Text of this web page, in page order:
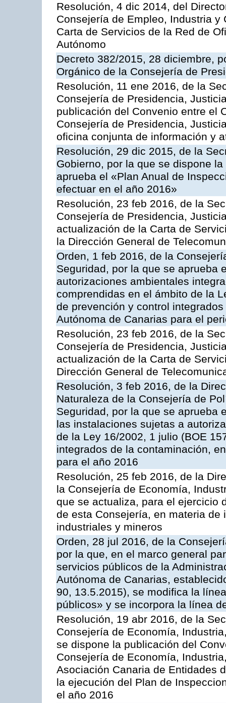
Resolución, 4 dic 2014, del
Consejería de Empleo, Industria
Carta de Servicios de la Red de
Autónomo
Decreto 382/2015, 28 diciembre,
Orgánico de la Consejería de
Resolución, 11 ene 2016, de la
Consejería de Presidencia,
publicación del Convenio entre el
Consejería de Presidencia,
oficina conjunta de información y
Resolución, 29 dic 2015, de la
Gobierno, por la que se dispone
aprueba el «Plan Anual de
efectuar en el año 2016»
Resolución, 23 feb 2016, de la
Consejería de Presidencia,
actualización de la Carta de
la Dirección General de
Orden, 1 feb 2016, de la
Seguridad, por la que se aprueba
autorizaciones ambientales
comprendidas en el ámbito de la
de prevención y control
Autónoma de Canarias para el
Resolución, 23 feb 2016, de la
Consejería de Presidencia,
actualización de la Carta de
Dirección General de
Resolución, 3 feb 2016, de la
Naturaleza de la Consejería de
Seguridad, por la que se aprueba
las instalaciones sujetas a
de la Ley 16/2002, 1 julio (BOE
integrados de la contaminación,
para el año 2016
Resolución, 25 feb 2016, de la
la Consejería de Economía,
que se actualiza, para el ejercicio
de esta Consejería, en materia
industriales y mineros
Orden, 28 jul 2016, de la
por la que, en el marco general
servicios públicos de la
Autónoma de Canarias,
90, 13.5.2015), se modifica la
públicos» y se incorpora la línea
Resolución, 19 abr 2016, de la
Consejería de Economía,
se dispone la publicación del
Consejería de Economía,
Asociación Canaria de Entidades
la ejecución del Plan de
el año 2016